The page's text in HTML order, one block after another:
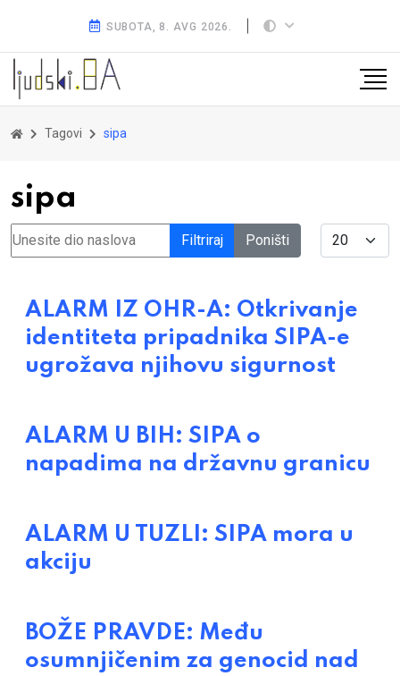
SUBOTA, 8. AVG 2026.
Tagovi sipa
sipa
Unesite dio naslova Filtriraj Poništi Display #
ALARM IZ OHR-A: Otkrivanje
identiteta pripadnika SIPA-e
ugrožava njihovu sigurnost
ALARM U BIH: SIPA o
napadima na državnu granicu
ALARM U TUZLI: SIPA mora u
akciju
BOŽE PRAVDE: Među
osumnjičenim za genocid nad